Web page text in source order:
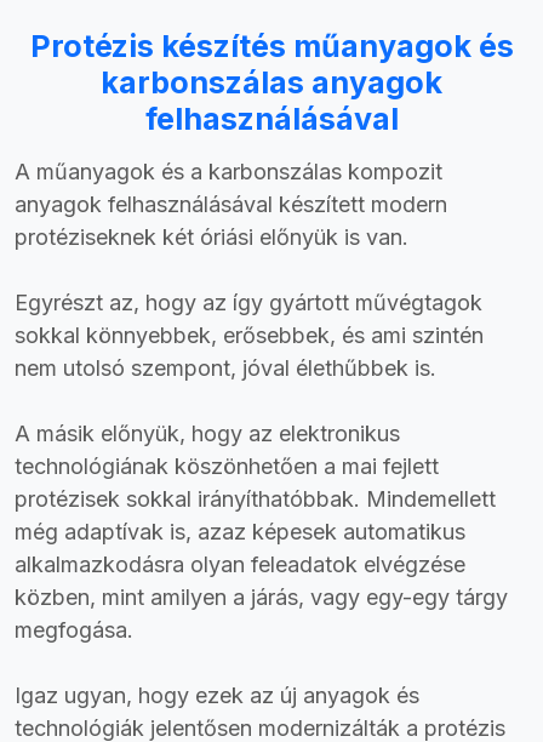
Protézis készítés műanyagok és
karbonszálas anyagok
felhasználásával
A műanyagok és a karbonszálas kompozit
anyagok felhasználásával készített modern
protéziseknek két óriási előnyük is van.
Egyrészt az, hogy az így gyártott művégtagok
sokkal könnyebbek, erősebbek, és ami szintén
nem utolsó szempont, jóval élethűbbek is.
A másik előnyük, hogy az elektronikus
technológiának köszönhetően a mai fejlett
protézisek sokkal irányíthatóbbak. Mindemellett
még adaptívak is, azaz képesek automatikus
alkalmazkodásra olyan feleadatok elvégzése
közben, mint amilyen a járás, vagy egy-egy tárgy
megfogása.
Igaz ugyan, hogy ezek az új anyagok és
technológiák jelentősen modernizálták a protézis